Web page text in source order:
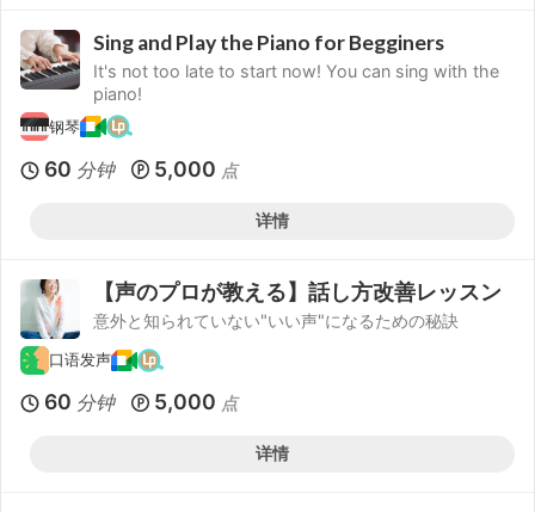
Sing and Play the Piano for Begginers
It's not too late to start now! You can sing with the
piano!
钢琴
60 分钟 5,000 点
详情
【声のプロが教える】話し方改善レッスン
意外と知られていない"いい声"になるための秘訣
口语发声
60 分钟 5,000 点
详情